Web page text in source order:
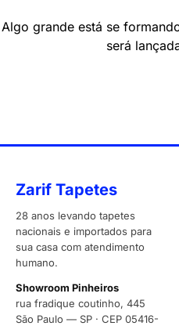
Algo grande está se
será
Zarif Tapetes
28 anos levando tapetes
nacionais e importados para
sua casa com atendimento
humano.
Showroom Pinheiros
rua fradique coutinho, 445
São Paulo — SP · CEP 05416-